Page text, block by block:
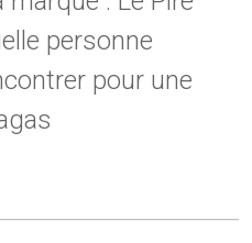
personne
pour une